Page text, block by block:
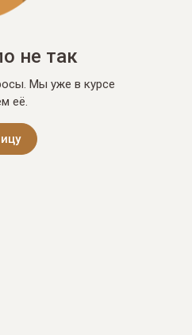
не так
Мы уже в курсе
её.